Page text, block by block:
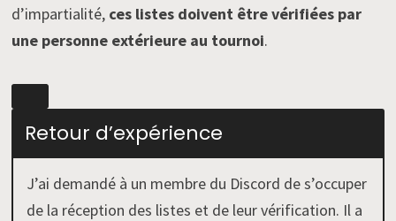
d’impartialité, ces listes doivent être vérifiées par
une personne extérieure au tournoi.
Retour d’expérience
J’ai demandé à un membre du Discord de s’occuper
de la réception des listes et de leur vérification. Il a